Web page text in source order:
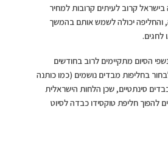
קרוב לעיתים קרובות למחיר
והחליפה יכולה לשמש אותם בהמשך
לחגים.
הסיום מתקיימים לרוב בחודשים
בחליפות מבדים נושמים (כמו כותנה
סינתטיים, שכן הלחות הישראלית
להפוך חליפת טוקסידו כבדה לסיוט